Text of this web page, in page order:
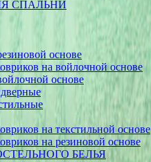
СПАЛЬНИ
основе
на войлочной основе
основе
на текстильной основе
на резиновой основе
БЕЛЬЯ